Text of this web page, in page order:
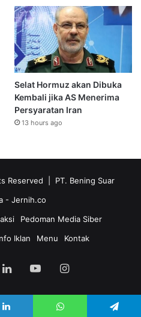
Selat Hormuz akan Dibuka
Kembali jika AS Menerima
Persyaratan Iran
13 hours ago
Reserved | PT. Bening Suar
- Jernih.co
Pedoman Media Siber
Iklan Menu Kontak
LinkedInYouTubeInstagram